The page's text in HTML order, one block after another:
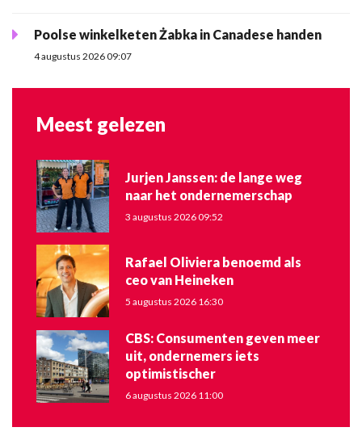
Poolse winkelketen Żabka in Canadese handen
4 augustus 2026 09:07
Meest gelezen
Jurjen Janssen: de lange weg
naar het ondernemerschap
3 augustus 2026 09:52
Rafael Oliviera benoemd als
ceo van Heineken
5 augustus 2026 16:30
CBS: Consumenten geven meer
uit, ondernemers iets
optimistischer
6 augustus 2026 11:00